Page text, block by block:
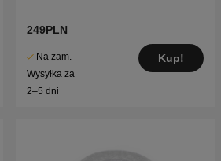
249PLN
Na zam.
Wysyłka za
2–5 dni
Kup!